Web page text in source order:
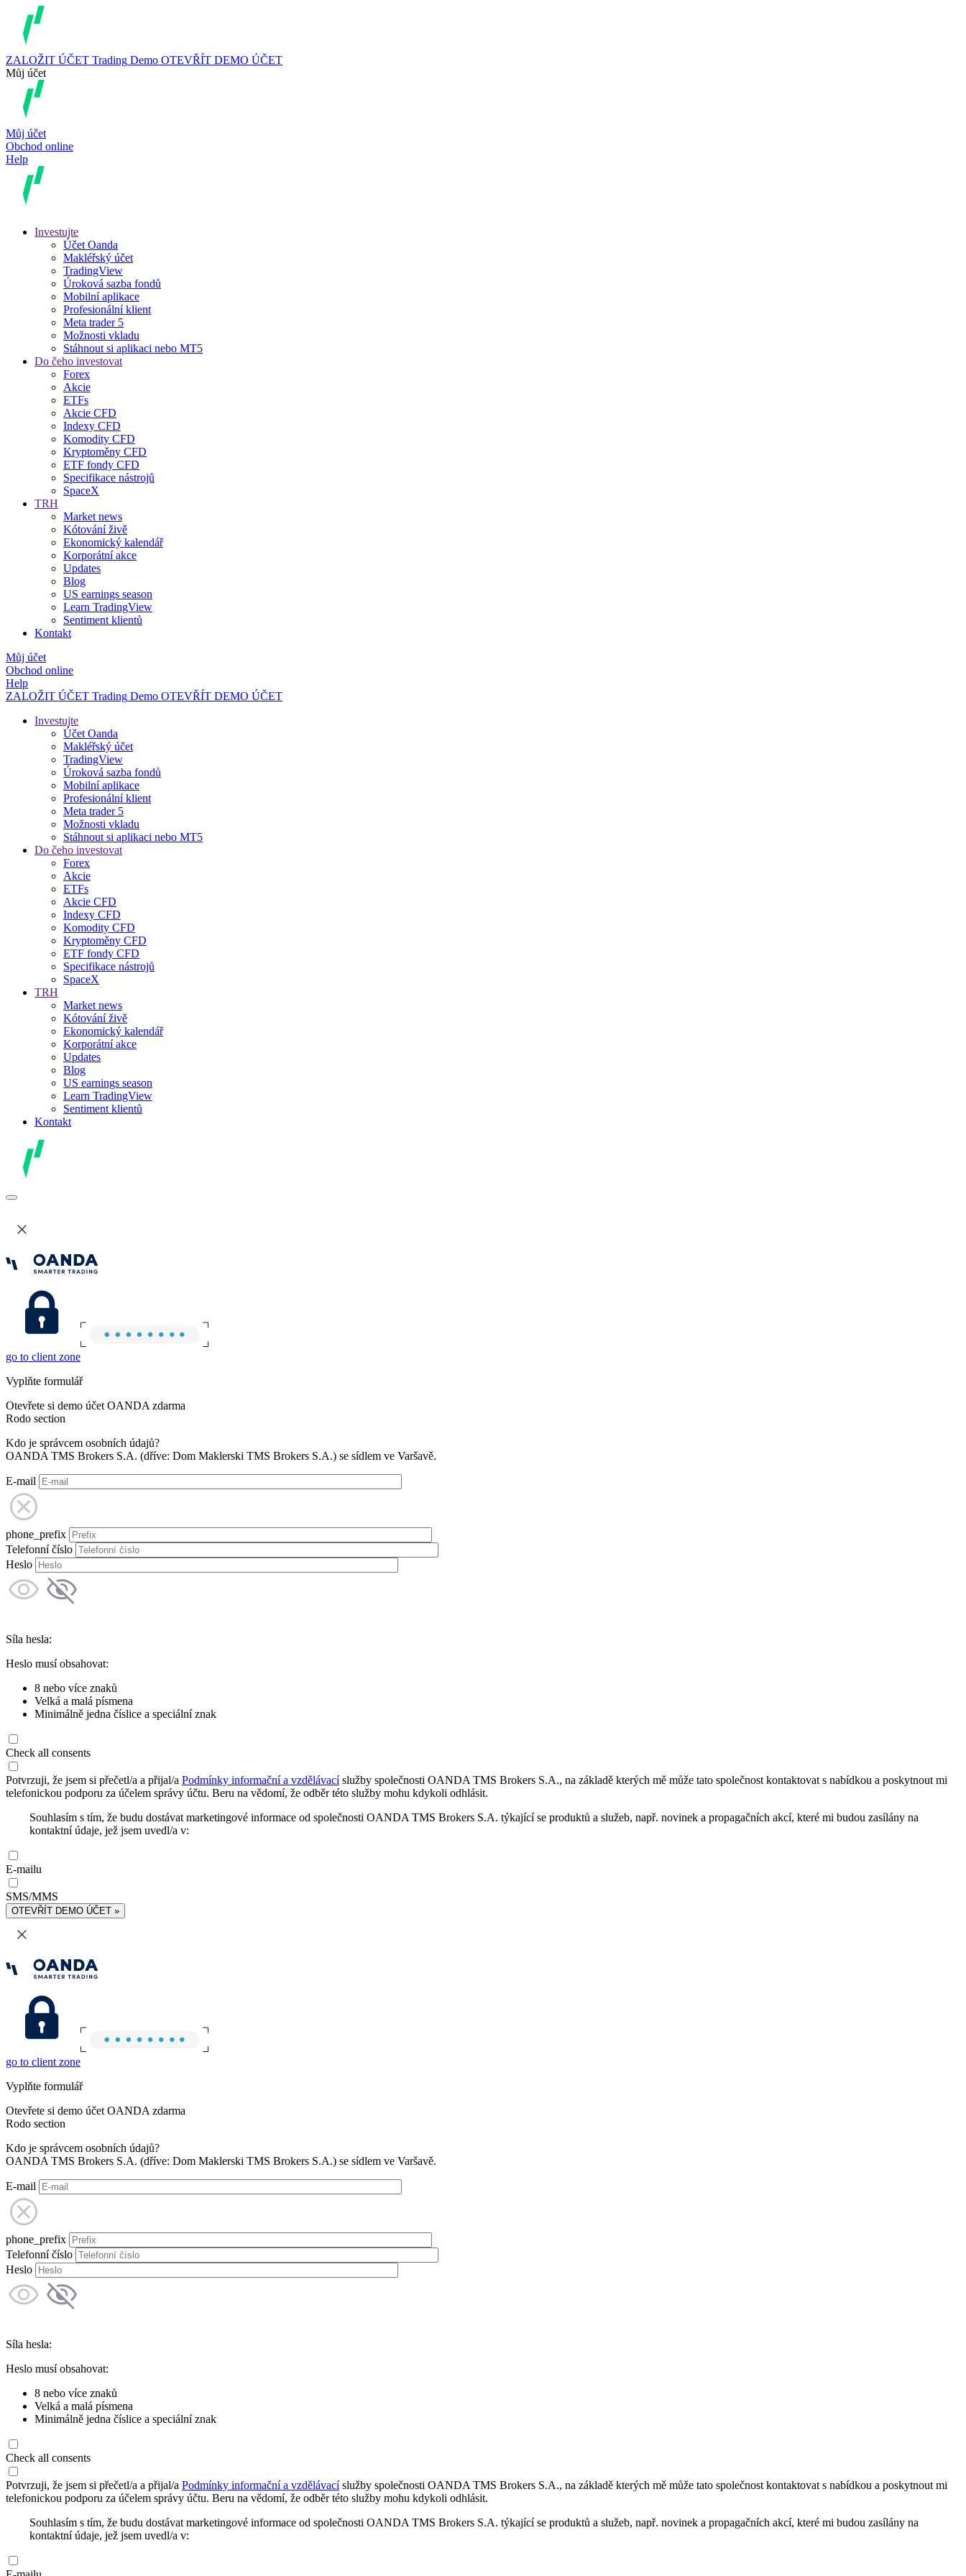
ZALOŽIT ÚČET Trading Demo OTEVŘÍT DEMO ÚČET
Můj účet
Můj účet
Obchod online
Help
Investujte
Účet Oanda
Makléřský účet
TradingView
Úroková sazba fondů
Mobilní aplikace
Profesionální klient
Meta trader 5
Možnosti vkladu
Stáhnout si aplikaci nebo MT5
Do čeho investovat
Forex
Akcie
ETFs
Akcie CFD
Indexy CFD
Komodity CFD
Kryptoměny CFD
ETF fondy CFD
Specifikace nástrojů
SpaceX
TRH
Market news
Kótování živě
Ekonomický kalendář
Korporátní akce
Updates
Blog
US earnings season
Learn TradingView
Sentiment klientů
Kontakt
Můj účet
Obchod online
Help
ZALOŽIT ÚČET Trading Demo OTEVŘÍT DEMO ÚČET
Investujte
Účet Oanda
Makléřský účet
TradingView
Úroková sazba fondů
Mobilní aplikace
Profesionální klient
Meta trader 5
Možnosti vkladu
Stáhnout si aplikaci nebo MT5
Do čeho investovat
Forex
Akcie
ETFs
Akcie CFD
Indexy CFD
Komodity CFD
Kryptoměny CFD
ETF fondy CFD
Specifikace nástrojů
SpaceX
TRH
Market news
Kótování živě
Ekonomický kalendář
Korporátní akce
Updates
Blog
US earnings season
Learn TradingView
Sentiment klientů
Kontakt
go to client zone
Vyplňte formulář
Otevřete si demo účet OANDA zdarma
Rodo section
Kdo je správcem osobních údajů?
OANDA TMS Brokers S.A. (dříve: Dom Maklerski TMS Brokers S.A.) se sídlem ve Varšavě.
E-mail
phone_prefix
Telefonní číslo
Heslo
Síla hesla:
Heslo musí obsahovat:
8 nebo více znaků
Velká a malá písmena
Minimálně jedna číslice a speciální znak
Check all consents
Potvrzuji, že jsem si přečetl/a a přijal/a Podmínky informační a vzdělávacíslužby společnosti OANDA TMS Brokers S.A., na základě kterých mě může tato společnost kontaktovat s nabídkou a poskytnout mi
telefonickou podporu za účelem správy účtu. Beru na vědomí, že odběr této služby mohu kdykoli odhlásit.
Souhlasím s tím, že budu dostávat marketingové informace od společnosti OANDA TMS Brokers S.A. týkající se produktů a služeb, např. novinek a propagačních akcí, které mi budou zasílány na
kontaktní údaje, jež jsem uvedl/a v:
E-mailu
SMS/MMS
OTEVŘÍT DEMO ÚČET »
go to client zone
Vyplňte formulář
Otevřete si demo účet OANDA zdarma
Rodo section
Kdo je správcem osobních údajů?
OANDA TMS Brokers S.A. (dříve: Dom Maklerski TMS Brokers S.A.) se sídlem ve Varšavě.
E-mail
phone_prefix
Telefonní číslo
Heslo
Síla hesla:
Heslo musí obsahovat:
8 nebo více znaků
Velká a malá písmena
Minimálně jedna číslice a speciální znak
Check all consents
Potvrzuji, že jsem si přečetl/a a přijal/a Podmínky informační a vzdělávacíslužby společnosti OANDA TMS Brokers S.A., na základě kterých mě může tato společnost kontaktovat s nabídkou a poskytnout mi
telefonickou podporu za účelem správy účtu. Beru na vědomí, že odběr této služby mohu kdykoli odhlásit.
Souhlasím s tím, že budu dostávat marketingové informace od společnosti OANDA TMS Brokers S.A. týkající se produktů a služeb, např. novinek a propagačních akcí, které mi budou zasílány na
kontaktní údaje, jež jsem uvedl/a v: